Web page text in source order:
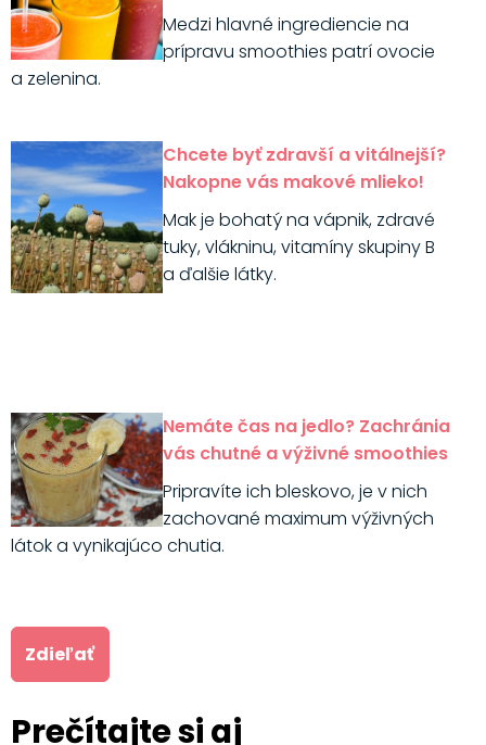
Medzi hlavné ingrediencie na
prípravu smoothies patrí ovocie
a zelenina.
Chcete byť zdravší a vitálnejší?
Nakopne vás makové mlieko!
Mak je bohatý na vápnik, zdravé
tuky, vlákninu, vitamíny skupiny B
a ďalšie látky.
Nemáte čas na jedlo? Zachránia
vás chutné a výživné smoothies
Pripravíte ich bleskovo, je v nich
zachované maximum výživných
látok a vynikajúco chutia.
Zdieľať
Prečítajte si aj